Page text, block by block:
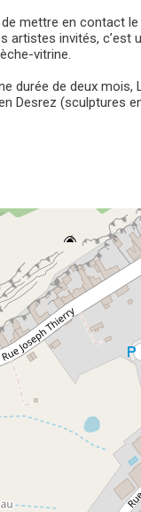
mettre en contact
artistes invités,
vitrine.
durée de deux
Desrez (sculptures